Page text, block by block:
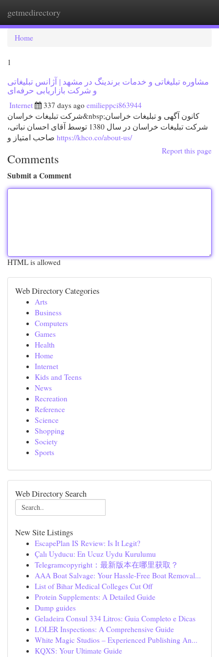
getmedirectory
Home
1
مشاوره تبلیغاتی و خدمات برندینگ در مشهد | آژانس تبلیغاتی
و شرکت بازاریابی حرفه‌ای
Internet 337 days ago emilieppci863944
شرکت تبلیغات خراسان&nbsp;کانون آگهی و تبلیغات خراسان
شرکت تبلیغات خراسان در سال 1380 توسط آقای احسان نباتی،
https://khco.co/about-us/
Report this page
Comments
Submit a Comment
HTML is allowed
Web Directory Categories
Arts
Business
Computers
Games
Health
Home
Internet
Kids and Teens
News
Recreation
Reference
Science
Shopping
Society
Sports
Web Directory Search
New Site Listings
EscapePlan IS Review: Is It Legit?
Çalı Uyducu: En Ucuz Uydu Kurulumu
Telegramcopyright：最新版本在哪里获取？
AAA Boat Salvage: Your Hassle-Free Boat Removal...
List of Bihar Medical Colleges Cut Off
Protein Supplements: A Detailed Guide
Dump guides
Geladeira Consul 334 Litros: Guia Completo e Dicas
LOLER Inspections: A Comprehensive Guide
White Magic Studios – Experienced Publishing An...
KQXS: Your Ultimate Guide